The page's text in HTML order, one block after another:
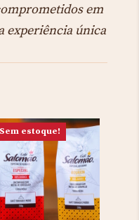
em
experiência única
Sem estoque!